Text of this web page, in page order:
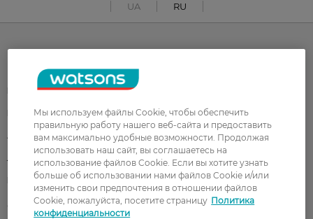
UA RU
Каталог
Корейская косметика
Парфюмерия Здоровье
Акции Макияж
Лицо Тело
Подарки Детям
Волосы
Мы используем файлы Cookie, чтобы обеспечить
правильную работу нашего веб-сайта и предоставить
вам максимально удобные возможности. Продолжая
использовать наш сайт, вы соглашаетесь на
использование файлов Cookie. Если вы хотите узнать
больше об использовании нами файлов Cookie и/или
изменить свои предпочтения в отношении файлов
Cookie, пожалуйста, посетите страницу Политика
конфиденциальности